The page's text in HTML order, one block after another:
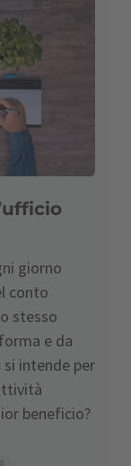
giorno
conto
stesso
e da
intende per
beneficio?